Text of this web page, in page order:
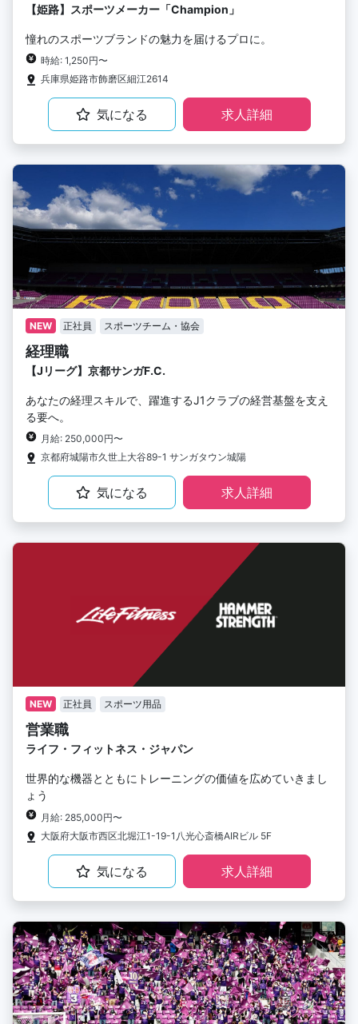
【姫路】スポーツメーカー「Champion」
憧れのスポーツブランドの魅力を届けるプロに。
時給: 1,250円〜
兵庫県姫路市飾磨区細江2614
気になる 求人詳細
NEW 正社員 スポーツチーム・協会
経理職
【Jリーグ】京都サンガF.C.
あなたの経理スキルで、躍進するJ1クラブの経営基盤を支え
る要へ。
月給: 250,000円〜
京都府城陽市久世上大谷89-1 サンガタウン城陽
気になる 求人詳細
NEW 正社員 スポーツ用品
営業職
ライフ・フィットネス・ジャパン
世界的な機器とともにトレーニングの価値を広めていきまし
ょう
月給: 285,000円〜
大阪府大阪市西区北堀江1-19-1八光心斎橋AIRビル 5F
気になる 求人詳細